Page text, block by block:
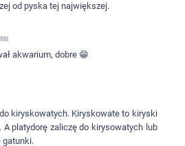
od pyska tej największej.
akwarium, dobre 😁
kiryskowatych. Kiryskowate to kiryski
A platydorę zaliczę do kirysowatych lub
gatunki.